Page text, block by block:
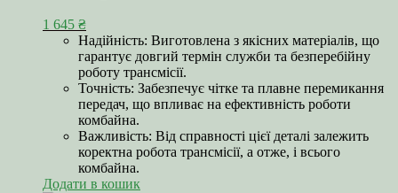
1 645 ₴
Надійність: Виготовлена з якісних матеріалів, що
гарантує довгий термін служби та безперебійну
роботу трансмісії.
Точність: Забезпечує чітке та плавне перемикання
передач, що впливає на ефективність роботи
комбайна.
Важливість: Від справності цієї деталі залежить
коректна робота трансмісії, а отже, і всього
комбайна.
Додати в кошик